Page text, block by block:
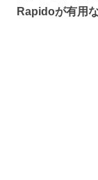
Rapidoが有用